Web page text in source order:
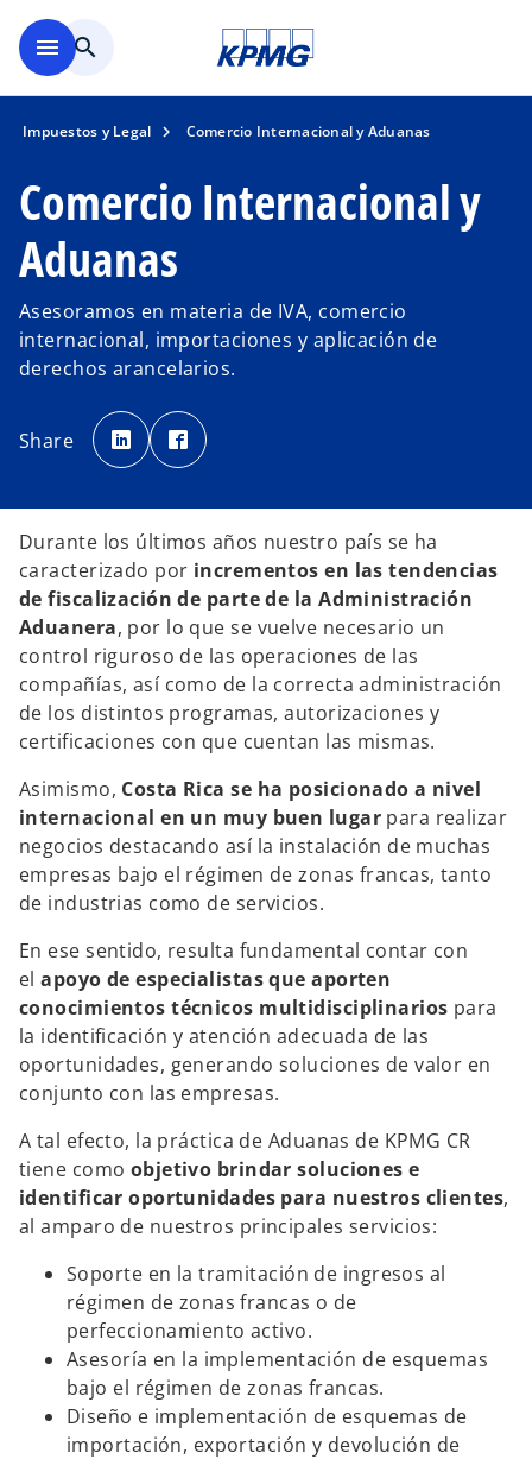
menu search
Impuestos y Legal Comercio Internacional y Aduanas
Comercio Internacional y
Aduanas
Asesoramos en materia de IVA, comercio
internacional, importaciones y aplicación de
derechos arancelarios.
Share e
a
b
u
n
p
e
s
a
a
n
u
v
e
a
n
p
s
t
a
ñ
a
u
v
a
Durante los últimos años nuestro país se ha
caracterizado por incrementos en las tendencias
de fiscalización de parte de la Administración
Aduanera, por lo que se vuelve necesario un
control riguroso de las operaciones de las
compañías, así como de la correcta administración
de los distintos programas, autorizaciones y
certificaciones con que cuentan las mismas.
Asimismo, Costa Rica se ha posicionado a nivel
internacional en un muy buen lugarpara realizar
negocios destacando así la instalación de muchas
empresas bajo el régimen de zonas francas, tanto
de industrias como de servicios.
En ese sentido, resulta fundamental contar con
elapoyo de especialistas que aporten
conocimientos técnicos multidisciplinarios para
la identificación y atención adecuada de las
oportunidades, generando soluciones de valor en
conjunto con las empresas.
A tal efecto, la práctica de Aduanas de KPMG CR
tiene como objetivo brindar soluciones e
identificar oportunidades para nuestros clientes,
al amparo de nuestros principales servicios:
Soporte en la tramitación de ingresos al
régimen de zonas francas o de
perfeccionamiento activo.
Asesoría en la implementación de esquemas
bajo el régimen de zonas francas.
Diseño e implementación de esquemas de
importación, exportación y devolución de